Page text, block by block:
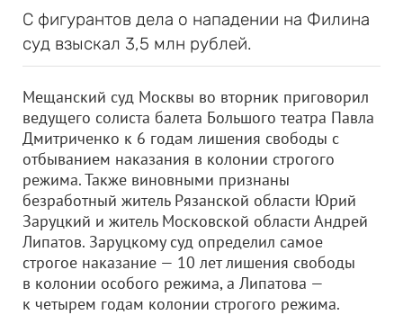
С фигурантов дела о нападении на Филина
суд взыскал 3,5 млн рублей.
Мещанский суд Москвы во вторник приговорил
ведущего солиста балета Большого театра Павла
Дмитриченко к 6 годам лишения свободы с
отбыванием наказания в колонии строгого
режима. Также виновными признаны
безработный житель Рязанской области Юрий
Заруцкий и житель Московской области Андрей
Липатов. Заруцкому суд определил самое
строгое наказание — 10 лет лишения свободы
в колонии особого режима, а Липатова —
к четырем годам колонии строгого режима.